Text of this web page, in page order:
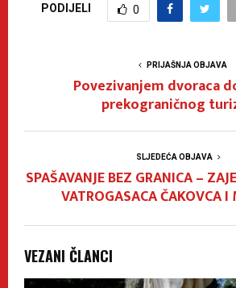
PODIJELI 0
PRIJAŠNJA OBJAVA
Povezivanjem dvoraca
prekograničnog
SLJEDEĆA OBJAVA
SPAŠAVANJE BEZ GRANICA –
VATROGASACA ČAKOVCA I
VEZANI ČLANCI